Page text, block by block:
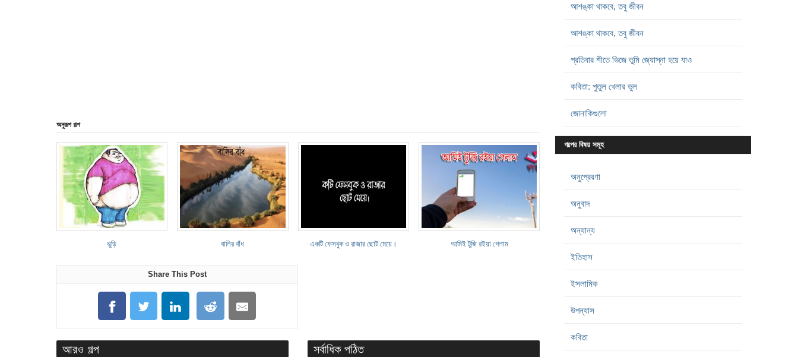
অনুরূপ গল্প
ভুড়ি বালির বাঁধ একটি ফেসবুক ও রাজার ছোট মেয়ে। আমিই টুজি রইয়া গেলাম
Share This Post
আরও গল্প সর্বাধিক পঠিত
আশঙ্কা থাকবে, তবু জীবন
আশঙ্কা থাকবে, তবু জীবন
প্রতিবার শীতে ভিজে তুমি জ্যোস্না হয়ে যাও
কবিতা: পুতুল খেলার ভুল
জোনাকিগুলো
গল্পের বিষয় সমূহ
অনুপ্রেরণা
অনুবাদ
অন্যান্য
ইতিহাস
ইসলামিক
উপন্যাস
কবিতা